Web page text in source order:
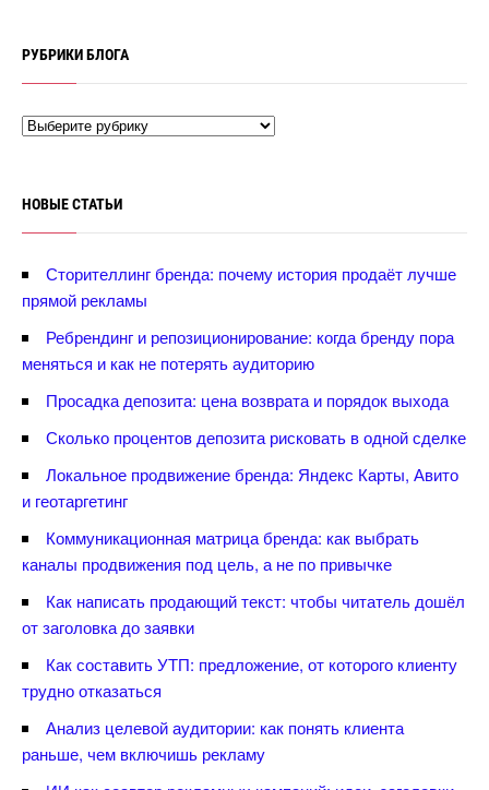
РУБРИКИ БЛОГА
НОВЫЕ СТАТЬИ
Сторителлинг бренда: почему история продаёт лучше
прямой рекламы
Ребрендинг и репозиционирование: когда бренду пора
меняться и как не потерять аудиторию
Просадка депозита: цена возврата и порядок выхода
Сколько процентов депозита рисковать в одной сделке
Локальное продвижение бренда: Яндекс Карты, Авито
и геотаргетин
Коммуникационная матрица бренда: как выбрать
каналы продвижения под цель, а не по привычке
Как написать продающий текст: чтобы читатель дошёл
от заголовка до заявки
Как составить УТП: предложение, от которого клиенту
трудно отказаться
Анализ целевой аудитории: как понять клиента
раньше, чем включишь рекламу